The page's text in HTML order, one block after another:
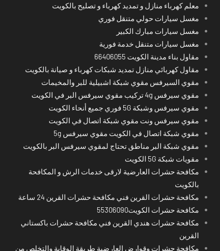
معلم كهرباء منازل و تمديد كهرباء و تصليح بالكويت
مغسل سيارات حولي متنقل فوري
مغسل سيارات مبارك الكبير
مغسل سيارات متنقل خدمة فورية
مقاول بناء مدينة الكويت 66406055
مقاول كهربائي منازل تمديد شبكات كهرباء و صيانة بالكويت
مقوي السيرفس مقوي شبكة اشبيلية للبر والمخيمات
مقوي سيرفس 4g تركيب مقوي سيرفس البر في الكويت
مقوي سيرفس وشبكة 5G فوري جميع أنحاء الكويت
مقوي سيرفس ونت مقوي شبكة اتصال في الكويت
مقوي شبكة اتصال في الكويت مقوي سيرفس 5g
مقوي شبكة البر مناطق تحتاج لمقوي سيرفس البر بالكويت
مقويات شبكة 5G الكويت
مكافحة حشرات العارضية لارقى خدمات الرش و المكافحة
بالكويت
مكافحة حشرات القرين فني مكافحة حشرات القرين 24 ساعة
مكافحة حشرات الكويت55306090
مكافحة حشرات هندي القرين فني مكافحة حشرات باكستاني
القرين
مكافحة حشرات وقوارض العارضية طريقة الوقاية والتخلص من